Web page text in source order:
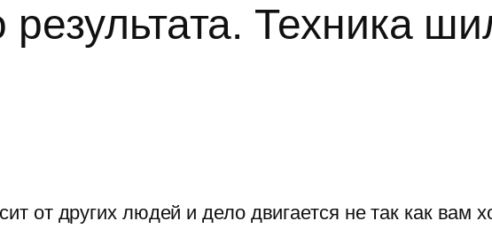
Техника
от других людей и дело двигается не так как вам